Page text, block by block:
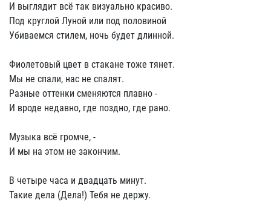
И выглядит всё так визуально красиво.
Под круглой Луной или под половиной
Убиваемся стилем, ночь будет длинной.
Фиолетовый цвет в стакане тоже тянет.
Мы не спали, нас не спалят.
Разные оттенки сменяются плавно -
И вроде недавно, где поздно, где рано.
Музыка всё громче, -
И мы на этом не закончим.
В четыре часа и двадцать минут.
Такие дела (Дела!) Тебя не держу.